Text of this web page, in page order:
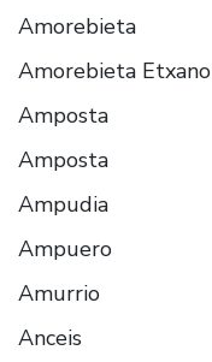
Amorebieta
Amorebieta Etxano
Amposta
Amposta
Ampudia
Ampuero
Amurrio
Anceis